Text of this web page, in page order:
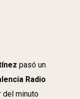
pasó un
Radio
del minuto